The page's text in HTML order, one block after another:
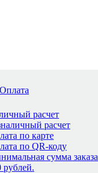
Оплата
расчет
расчет
по карте
по QR-коду
сумма
рублей.